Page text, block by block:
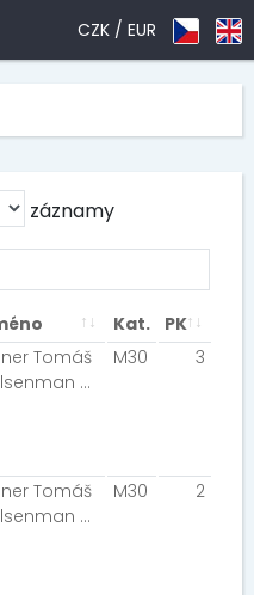
CZK / EUR
záznamy
Kat.
PK
Tomáš
Club/Team 211]
M30 3
Tomáš
Club/Team 211]
M30 2